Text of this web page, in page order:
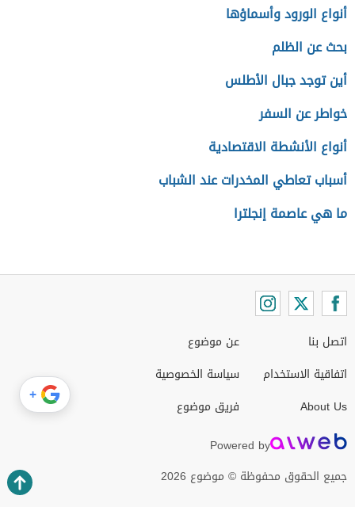
أنواع الورود وأسماؤها
بحث عن الظلم
أين توجد جبال الأطلس
خواطر عن السفر
أنواع الأنشطة الاقتصادية
أسباب تعاطي المخدرات عند الشباب
ما هي عاصمة إنجلترا
اتصل بنا
اتفاقية الاستخدام
About Us
عن موضوع
سياسة الخصوصية
فريق موضوع
Powered by
جميع الحقوق محفوظة © موضوع 2026
+